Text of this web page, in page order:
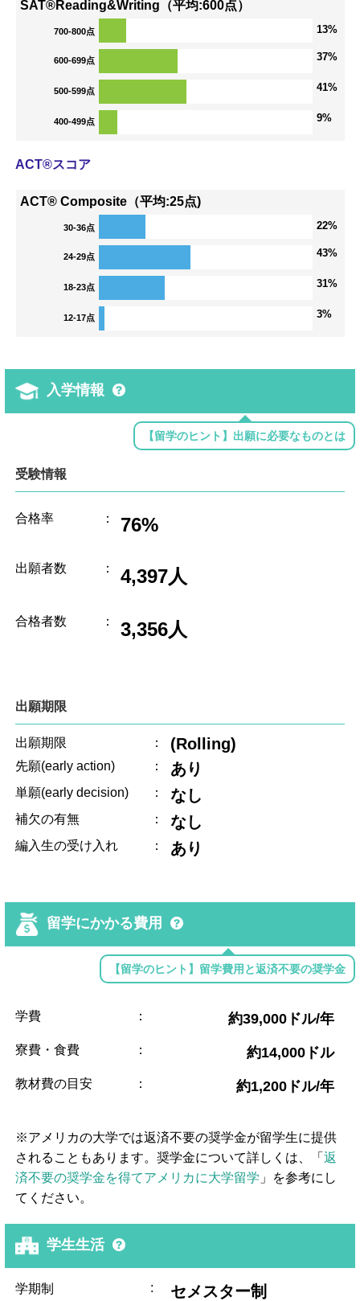
SAT®Reading&Writing（平均:600点）
700-800点 13%
600-699点 37%
500-599点 41%
400-499点 9%
ACT®スコア
ACT® Composite（平均:25点)
30-36点 22%
24-29点 43%
18-23点 31%
12-17点 3%
入学情報
【留学のヒント】出願に必要なものとは
受験情報
合格率 ： 76%
出願者数 ： 4,397人
合格者数 ： 3,356人
出願期限
出願期限 ： (Rolling)
先願(early action) ： あり
単願(early decision) ： なし
補欠の有無 ： なし
編入生の受け入れ ： あり
留学にかかる費用
【留学のヒント】留学費用と返済不要の奨学金
学費 ： 約39,000ドル/年
寮費・食費 ： 約14,000ドル
教材費の目安 ： 約1,200ドル/年
※アメリカの大学では返済不要の奨学金が留学生に提供
されることもあります。奨学金について詳しくは、「返
済不要の奨学金を得てアメリカに大学留学 」を参考にし
てください。
学生生活
学期制 : セメスター制